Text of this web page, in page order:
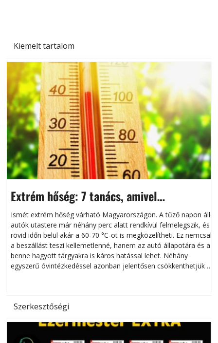
Kiemelt tartalom
Extrém hőség: 7 tanács, amivel
megóvhatjuk autónkat a nyári károktól
Ismét extrém hőség várható Magyarországon. A tűző napon álló
autók utastere már néhány perc alatt rendkívül felmelegszik, és
rövid időn belül akár a 60-70 °C-ot is megközelítheti. Ez nemcsak
a beszállást teszi kellemetlenné, hanem az autó állapotára és a
benne hagyott tárgyakra is káros hatással lehet. Néhány
egyszerű óvintézkedéssel azonban jelentősen csökkenthetjük a
Szerkesztőségi